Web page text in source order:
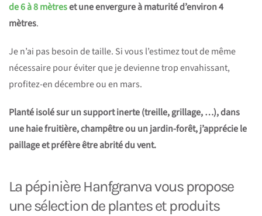
de 6 à 8 mètreset une envergure à maturité d’environ 4
mètres.
Je n’ai pas besoin de taille. Si vous l’estimez tout de même
nécessaire pour éviter que je devienne trop envahissant,
profitez-en décembre ou en mars.
Planté isolé sur un support inerte (treille, grillage, …), dans
une haie fruitière, champêtre ou un jardin-forêt, j’apprécie le
paillage et préfère être abrité du vent.
La pépinière Hanfgranva vous propose
une sélection de plantes et produits